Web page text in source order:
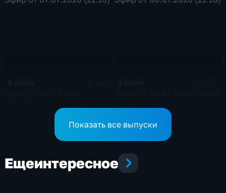
Показать все выпуски
Ещеинтересное